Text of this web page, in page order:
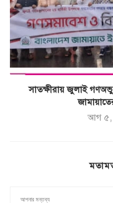
সাতক্ষীরায় জুলাই
আগ ৫,